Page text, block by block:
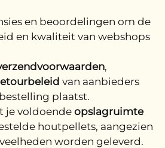
en beoordelingen om de
en kwaliteit van webshops
,
van aanbieders
plaatst.
je voldoendeopslagruimte
houtpellets, aangezien
worden geleverd.